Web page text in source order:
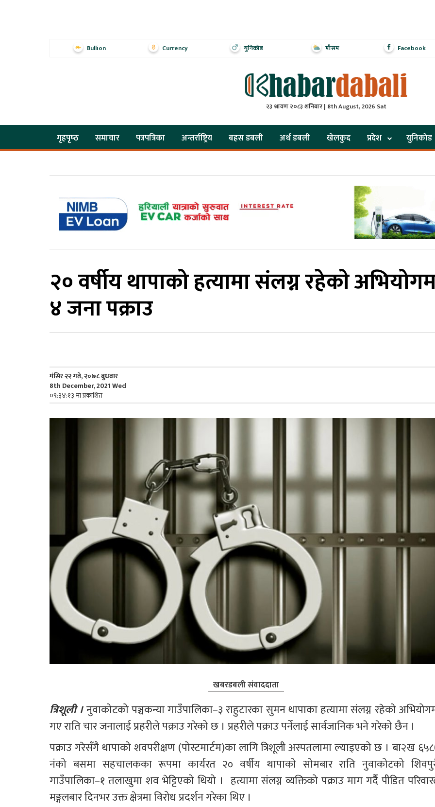
Bullion Currency युनिकोड मौसम Facebook
२३ श्रावण २०८३ शनिबार | 8th August, 2026 Sat
गृहपृष्‍ठ समाचार पत्रपत्रिका अन्तर्राष्ट्रिय बहस डबली अर्थ डबली खेलकुद प्रदेश युनिकोड
२० वर्षीय थापाको हत्यामा संलग्न रहेकाे
४ जना पक्राउ
मंसिर २२ गते, २०७८ बुधवार
8th December, 2021 Wed
०९:३४:१३ मा प्रकाशित
खबरडबली संवाददाता
त्रिशूली । नुवाकोटको पञ्चकन्या गाउँपालिका–३ राहुटारका सुमन थापाका हत्यामा संलग्न रहेको
गए राति चार जनालाई प्रहरीले पक्राउ गरेको छ । प्रहरीले पक्राउ पर्नेलाई सार्वजानिक भने गरेको छैन ।
पक्राउ गरेसँगै थापाको शवपरीक्षण (पोस्टमार्टम)का लागि त्रिशूली अस्पतलामा ल्याइएको छ । बा२ख
नंको बसमा सहचालकका रूपमा कार्यरत २० वर्षीय थापाको सोमबार राति नुवाकोटको
गाउँपालिका–१ तलाखुमा शव भेट्टिएको थियो ।  हत्यामा संलग्न व्यक्तिको पक्राउ माग गर्दैै पीडित
मङ्गलबार दिनभर उक्त क्षेत्रमा विरोध प्रदर्शन गरेका थिए ।